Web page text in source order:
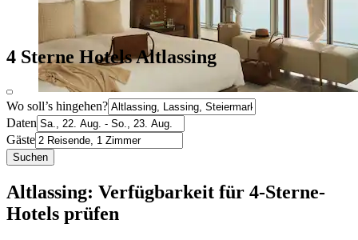
4 Sterne Hotels Altlassing
Wo soll’s hingehen?
Daten
Gäste
Suchen
Altlassing: Verfügbarkeit für 4-Sterne-
Hotels prüfen